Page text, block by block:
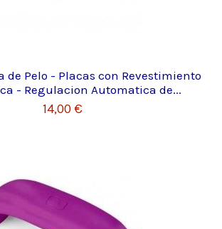
de Pelo - Placas con Revestimiento
- Regulacion Automatica de...
14,00 €